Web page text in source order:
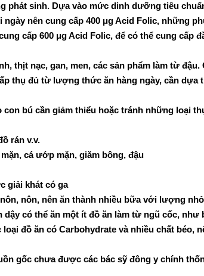
phát sinh. Dựa vào mức dinh dưỡng tiêu
nên cung cấp 400 μg Acid Folic, những
cấp 600 μg Acid Folic, để có thể cung cấp
thịt nạc, gan, men, các sản phẩm làm từ
thụ đủ từ lượng thức ăn hàng ngày, cần dựa
bú cần giảm thiểu hoặc tránh những loại
rán v.v.
cá ướp mặn, giăm bông, đậu
giải khát có ga
nôn, nên ăn thành nhiều bữa với lượng
có thể ăn một ít đồ ăn làm từ ngũ cốc, như
đồ ăn có Carbohydrate và nhiều chất béo,
gốc chưa được các bác sỹ đông y chính